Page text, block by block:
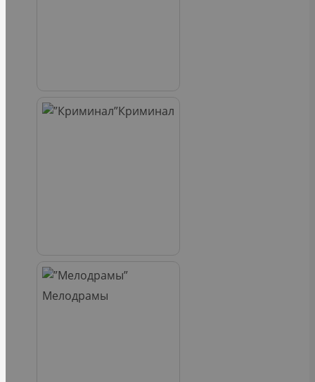
Криминал
Мелодрамы